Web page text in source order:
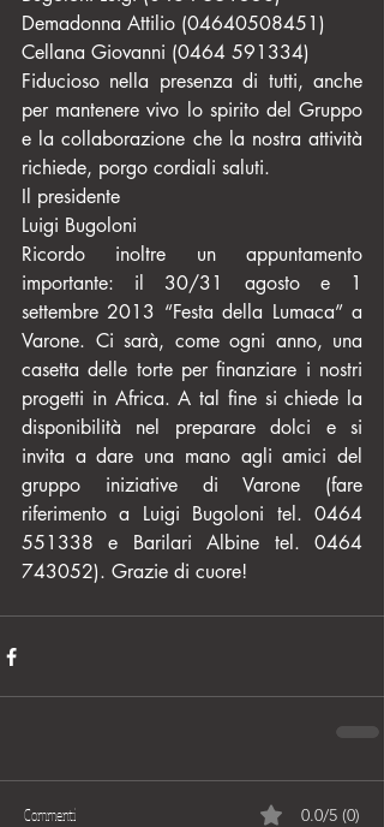
Demadonna Attilio (04640508451)
Cellana Giovanni (0464 591334)
Fiducioso nella presenza di tutti, anche
per mantenere vivo lo spirito del Gruppo
e la collaborazione che la nostra attività
richiede, porgo cordiali saluti.
Il presidente
Luigi Bugoloni
Ricordo inoltre un appuntamento
importante: il 30/31 agosto e 1
settembre 2013 “Festa della Lumaca” a
Varone. Ci sarà, come ogni anno, una
casetta delle torte per finanziare i nostri
progetti in Africa. A tal fine si chiede la
disponibilità nel preparare dolci e si
invita a dare una mano agli amici del
gruppo iniziative di Varone (fare
riferimento a Luigi Bugoloni tel. 0464
551338 e Barilari Albine tel. 0464
743052). Grazie di cuore!
Commenti 0.0/5 (0)